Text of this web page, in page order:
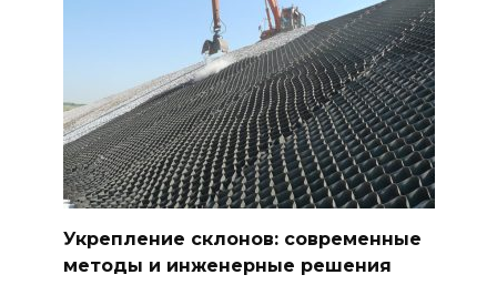
Укрепление склонов: современные
методы и инженерные решения